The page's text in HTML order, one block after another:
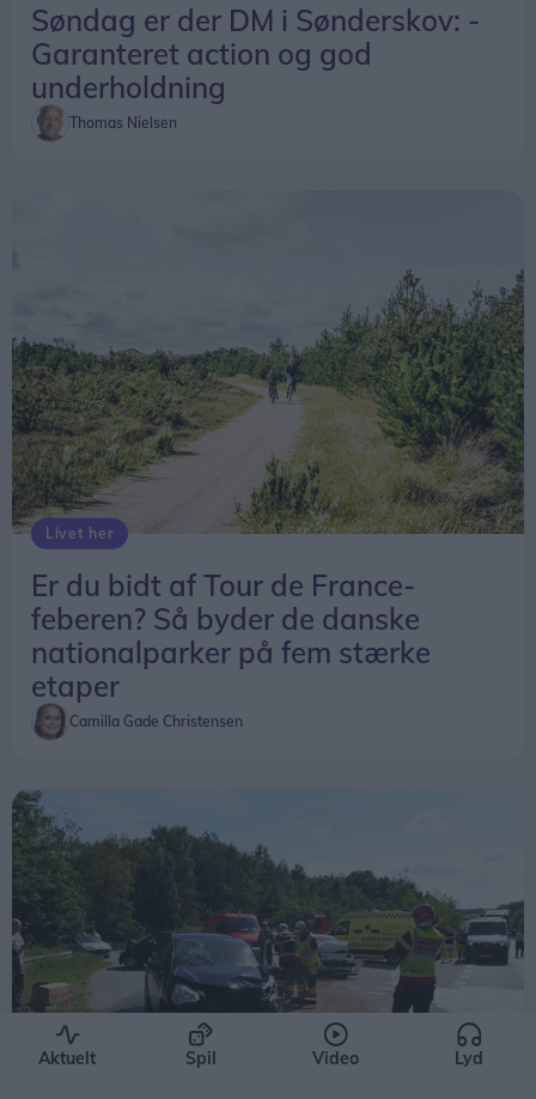
Søndag er der DM i Sønderskov: -
Garanteret action og god
underholdning
Thomas Nielsen
Livet her
Er du bidt af Tour de France-
feberen? Så byder de danske
nationalparker på fem stærke
etaper
Camilla Gade Christensen
Aktuelt Spil Video Lyd